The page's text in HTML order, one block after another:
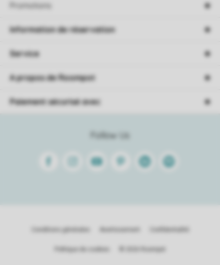
Promotions
Follow Us
FacebookInstagramYoutube PinterestLinkedinSpotify
Information de réservation
Service
A propos de Roompot
Paiement sécurisé avec